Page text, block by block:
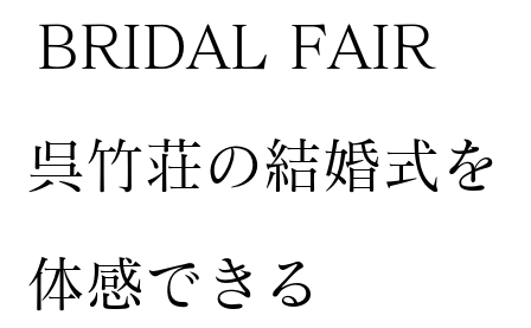
BRIDAL FAIR
​呉竹荘の結婚式を
体感できる